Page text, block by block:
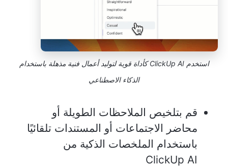
استخدم ClickUp AI كأداة قوية لتوليد أعمال فنية مذهلة باستخدام
الذكاء الاصطناعي
قم بتلخيص الملاحظات الطويلة أو
محاضر الاجتماعات أو المستندات تلقائيًا
باستخدام الملخصات الذكية من
ClickUp AI